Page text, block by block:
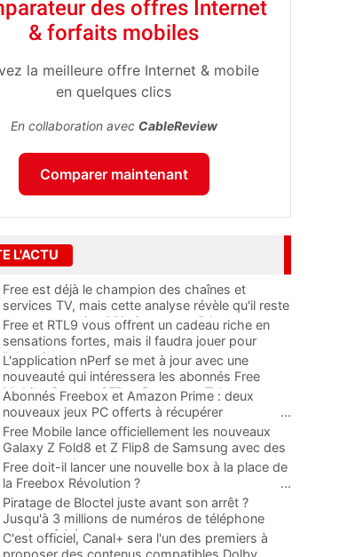
des offres Internet
& forfaits mobiles
la meilleure offre Internet & mobile
en quelques clics
En collaboration avec CableReview
Comparer maintenant
L'ACTU
Free est déjà le champion des chaînes et
services TV, mais cette analyse révèle qu'il reste
encore au moins 141 ajouts possibles
Free et RTL9 vous offrent un cadeau riche en
sensations fortes, mais il faudra jouer pour
l'obtenir
L'application nPerf se met à jour avec une
nouveauté qui intéressera les abonnés Free
Mobile, Orange, SFR et Bouygues Telecom
Abonnés Freebox et Amazon Prime : deux
nouveaux jeux PC offerts à récupérer
...
Free Mobile lance officiellement les nouveaux
Galaxy Z Fold8 et Z Flip8 de Samsung avec des
promos et des cadeaux
...
Free doit-il lancer une nouvelle box à la place de
la Freebox Révolution ?
...
Piratage de Bloctel juste avant son arrêt ?
Jusqu'à 3 millions de numéros de téléphone
auraient fuité
C'est officiel, Canal+ sera l'un des premiers à
proposer des contenus compatibles Dolby